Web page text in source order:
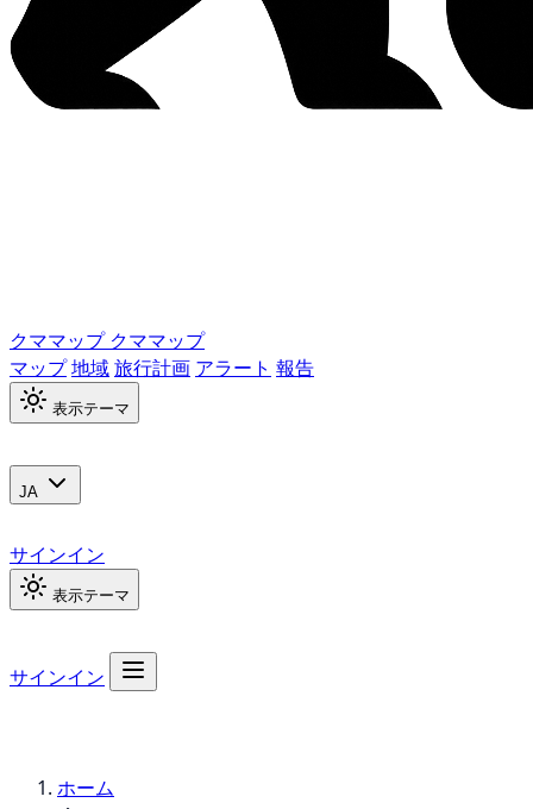
クママップ クママップ
マップ地域旅行計画 アラート 報告
表示テーマ
JA
サインイン
表示テーマ
サインイン
ホーム